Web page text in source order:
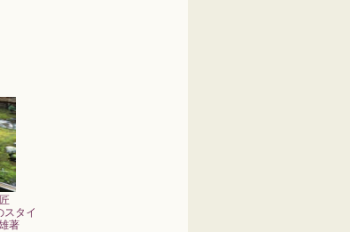
スタイ
著